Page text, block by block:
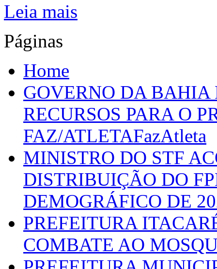
Leia mais
Páginas
Home
GOVERNO DA
RECURSOS PARA O
FAZ/ATLETAFazAtleta
MINISTRO DO STF
DISTRIBUIÇÃO DO
DEMOGRÁFICO DE
PREFEITURA
COMBATE AO